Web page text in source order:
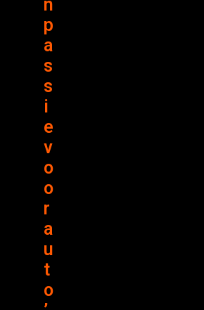
n
p
a
s
s
i
e
v
o
o
r
a
u
t
o